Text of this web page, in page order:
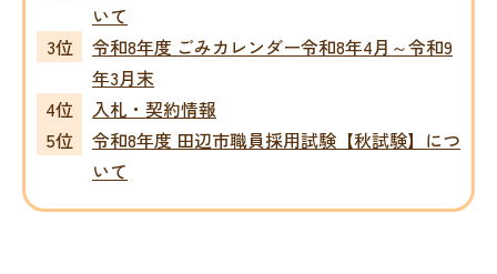
いて
令和8年度 ごみカレンダー令和8年4月～令和9
年3月末
入札・契約情報
令和8年度 田辺市職員採用試験【秋試験】につ
いて